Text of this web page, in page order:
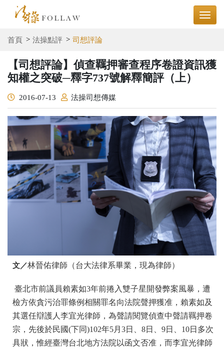
首頁 法操點評 司想評論
【司想評論】偵查羈押審查程序卷證資訊獲
知權之突破─釋字737號解釋簡評（上）
2016-07-13 法操司想傳媒
文／林晉佑律師（台大法律系畢業，現為律師）
臺北市前議員賴素如3年前捲入雙子星開發弊案風暴，遭
檢方依貪污治罪條例相關罪名向法院聲押獲准，賴素如及
其選任辯護人李宜光律師，為聲請閱覽偵查中聲請羈押卷
宗，先後於民國(下同)102年5月3日、8日、9日、10日多次
具狀，惟經臺灣台北地方法院以函文否准，而李宜光律師